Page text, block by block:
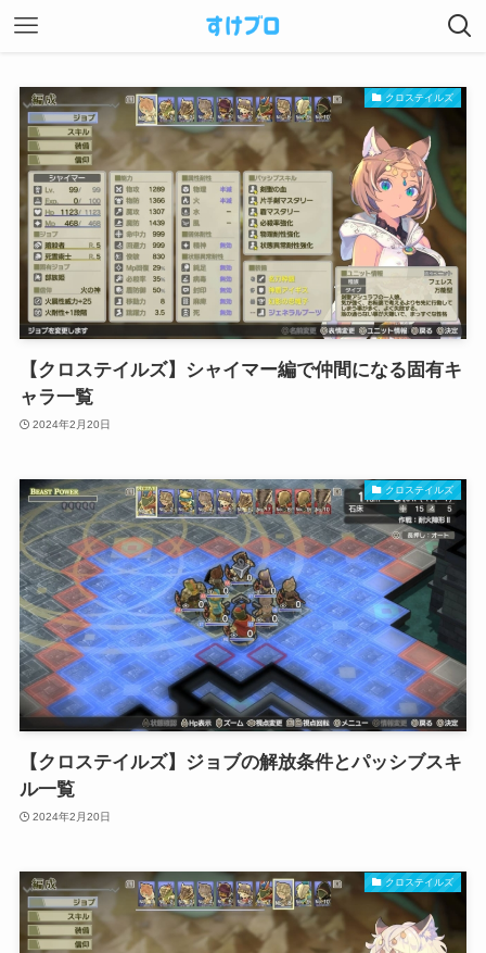
クロステイルズ
【クロステイルズ】シャイマー編で仲間になる固有キ
ャラ一覧
2024年2月20日
クロステイルズ
【クロステイルズ】ジョブの解放条件とパッシブスキ
ル一覧
2024年2月20日
クロステイルズ